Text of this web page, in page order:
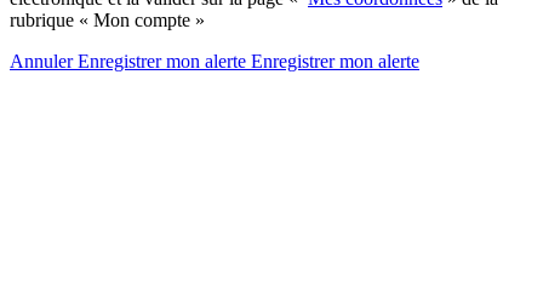
rubrique « Mon compte »
AnnulerEnregistrer mon alerte Enregistrermon alerte